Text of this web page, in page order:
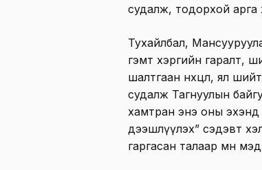
судалж, тодорхой арга
Тухайлбал,
гэмт хэргийн гаралт,
шалтгаан нөхцөл, ял
судалж Тагнуулын
хамтран энэ оны эхэнд
дээшлүүлэх” сэдэвт
гаргасан талаар өмнө